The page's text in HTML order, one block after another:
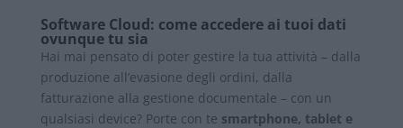
Software Cloud: come accedere ai tuoi dati
ovunque tu sia
Hai mai pensato di poter gestire la tua attività – dalla
produzione all’evasione degli ordini, dalla
fatturazione alla gestione documentale – con un
qualsiasi device? Porte con te smartphone, tablet e